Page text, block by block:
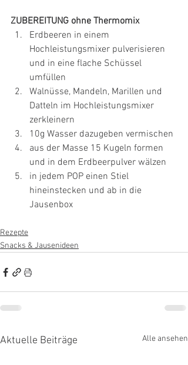
ZUBEREITUNG ohne Thermomix
Erdbeeren in einem
Hochleistungsmixer pulverisieren
und in eine flache Schüssel
umfüllen
Walnüsse, Mandeln, Marillen und
Datteln im Hochleistungsmixer
zerkleinern
10g Wasser dazugeben vermischen
aus der Masse 15 Kugeln formen
und in dem Erdbeerpulver wälzen
in jedem POP einen Stiel
hineinstecken und ab in die
Jausenbox
Rezepte
Snacks & Jausenideen
Aktuelle Beiträge Alle ansehen